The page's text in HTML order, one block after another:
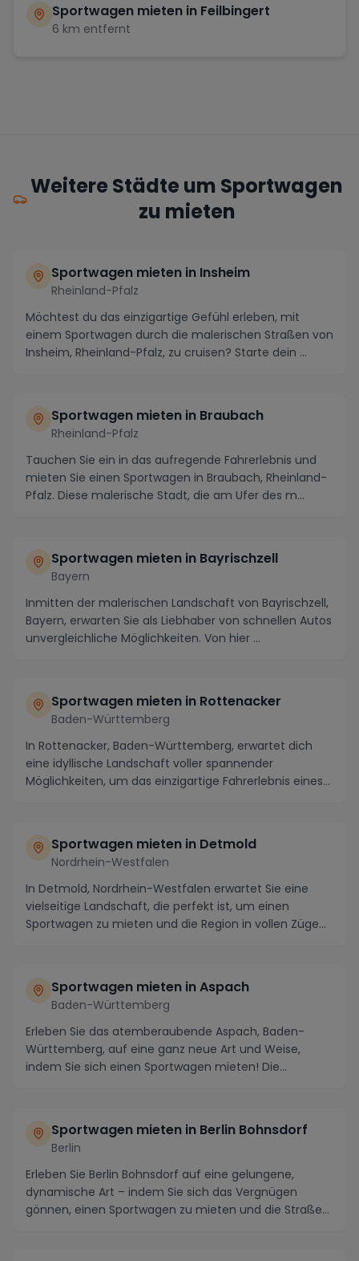
Sportwagen mieten in Feilbingert
6 km entfernt
Weitere Städte um Sportwagen
zu mieten
Sportwagen mieten in Insheim
Rheinland-Pfalz
Möchtest du das einzigartige Gefühl erleben, mit
einem Sportwagen durch die malerischen Straßen von
Insheim, Rheinland-Pfalz, zu cruisen? Starte dein ...
Sportwagen mieten in Braubach
Rheinland-Pfalz
Tauchen Sie ein in das aufregende Fahrerlebnis und
mieten Sie einen Sportwagen in Braubach, Rheinland-
Pfalz. Diese malerische Stadt, die am Ufer des m...
Sportwagen mieten in Bayrischzell
Bayern
Inmitten der malerischen Landschaft von Bayrischzell,
Bayern, erwarten Sie als Liebhaber von schnellen Autos
unvergleichliche Möglichkeiten. Von hier ...
Sportwagen mieten in Rottenacker
Baden-Württemberg
In Rottenacker, Baden-Württemberg, erwartet dich
eine idyllische Landschaft voller spannender
Möglichkeiten, um das einzigartige Fahrerlebnis eines
Sportwagen mieten in Detmold
Nordrhein-Westfalen
In Detmold, Nordrhein-Westfalen erwartet Sie eine
vielseitige Landschaft, die perfekt ist, um einen
Sportwagen zu mieten und die Region in vollen Züge...
Sportwagen mieten in Aspach
Baden-Württemberg
Erleben Sie das atemberaubende Aspach, Baden-
Württemberg, auf eine ganz neue Art und Weise,
indem Sie sich einen Sportwagen mieten! Die
Sportwagen mieten in Berlin Bohnsdorf
Berlin
Erleben Sie Berlin Bohnsdorf auf eine gelungene,
dynamische Art – indem Sie sich das Vergnügen
gönnen, einen Sportwagen zu mieten und die Straßen